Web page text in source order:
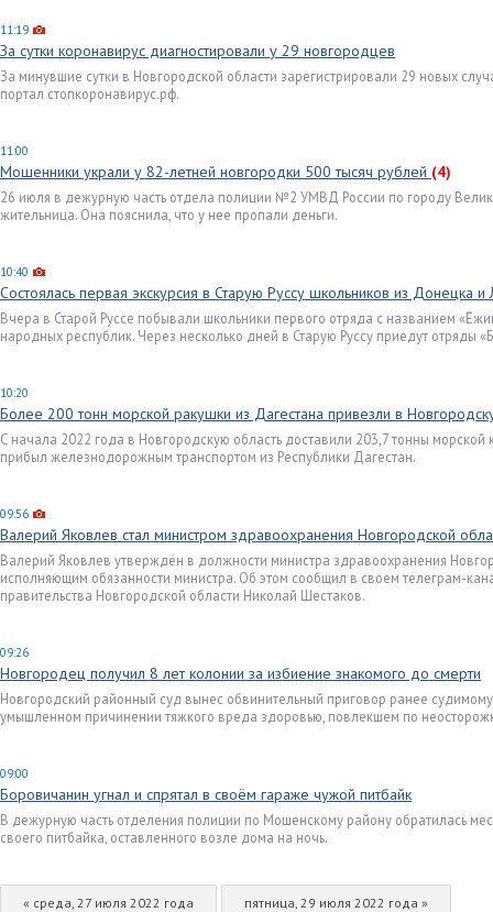
11:19
За сутки коронавирус диагностировали у 29 новгородцев
За минувшие сутки в Новгородской области зарегистрировали 29 новых
портал стопкоронавирус.рф.
11:00
Мошенники украли у 82-летней новгородки 500 тысяч рублей (4)
26 июля в дежурную часть отдела полиции №2 УМВД России по городу
жительница. Она пояснила, что у нее пропали деньги.
10:40
Состоялась первая экскурсия в Старую Руссу школьников из Донецка и
Вчера в Старой Руссе побывали школьники первого отряда с названием
народных республик. Через несколько дней в Старую Руссу приедут отряды
10:20
Более 200 тонн морской ракушки из Дагестана привезли в
С начала 2022 года в Новгородскую область доставили 203,7 тонны
прибыл железнодорожным транспортом из Республики Дагестан.
09:56
Валерий Яковлев стал министром здравоохранения Новгородской
Валерий Яковлев утверждён в должности министра здравоохранения
исполняющим обязанности министра. Об этом сообщил в своем телеграм-
правительства Новгородской области Николай Шестаков.
09:26
Новгородец получил 8 лет колонии за избиение знакомого до смерти
Новгородский районный суд вынес обвинительный приговор ранее
умышленном причинении тяжкого вреда здоровью, повлекшем по
09:00
Боровичанин угнал и спрятал в своём гараже чужой питбайк
В дежурную часть отделения полиции по Мошенскому району обратилась
своего питбайка, оставленного возле дома на ночь.
« среда, 27 июля 2022 года пятница, 29 июля 2022 года »